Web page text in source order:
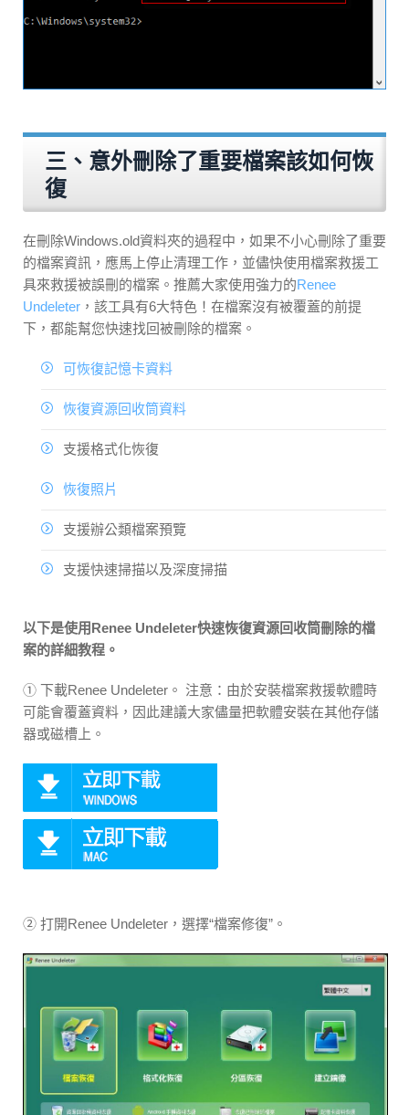
三、意外刪除了重要檔案該如何恢
復
在刪除Windows.old資料夾的過程中，如果不小心刪除了重要
的檔案資訊，應馬上停止清理工作，並儘快使用檔案救援工
具來救援被誤刪的檔案。推薦大家使用強力的Renee
Undeleter ，該工具有6大特色！在檔案沒有被覆蓋的前提
下，都能幫您快速找回被刪除的檔案。
可恢復記憶卡資料
恢復資源回收筒資料
支援格式化恢復
恢復照片
支援辦公類檔案預覽
支援快速掃描以及深度掃描
以下是使用Renee Undeleter快速恢復資源回收筒刪除的檔
案的詳細教程。
① 下載Renee Undeleter。 注意：由於安裝檔案救援軟體時
可能會覆蓋資料，因此建議大家儘量把軟體安裝在其他存儲
器或磁槽上。
② 打開Renee Undeleter，選擇“檔案修復”。